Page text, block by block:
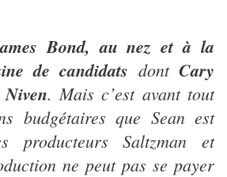
Bond, au nez et à la
de candidats dontCary
. Mais c’est avant tout
budgétaires que Sean est
producteurs Saltzman et
ne peut pas se payer